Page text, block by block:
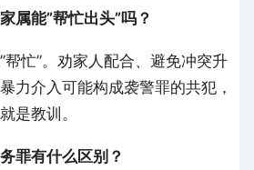
属能”帮忙出头”吗？
忙”。劝家人配合、避免冲突升
力介入可能构成袭警罪的共犯，
是教训。
罪有什么区别？